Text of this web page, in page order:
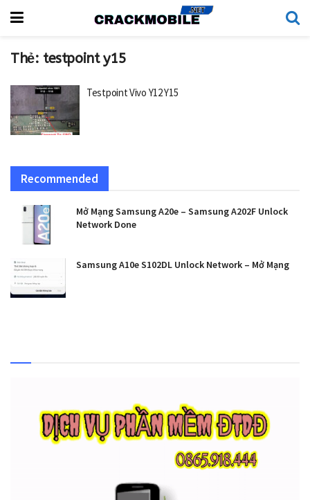
Thẻ: testpoint y15
Testpoint Vivo Y12 Y15
Recommended
Mở Mạng Samsung A20e – Samsung A202F Unlock
Network Done
Samsung A10e S102DL Unlock Network – Mở Mạng